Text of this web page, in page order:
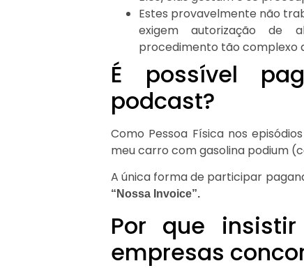
Estes provavelmente não
exigem autorização de
procedimento tão complexo
É possível
podcast?
Como Pessoa Física nos
meu carro com gasolina podium
A única forma de participar
“Nossa Invoice”.
Por que
empresas